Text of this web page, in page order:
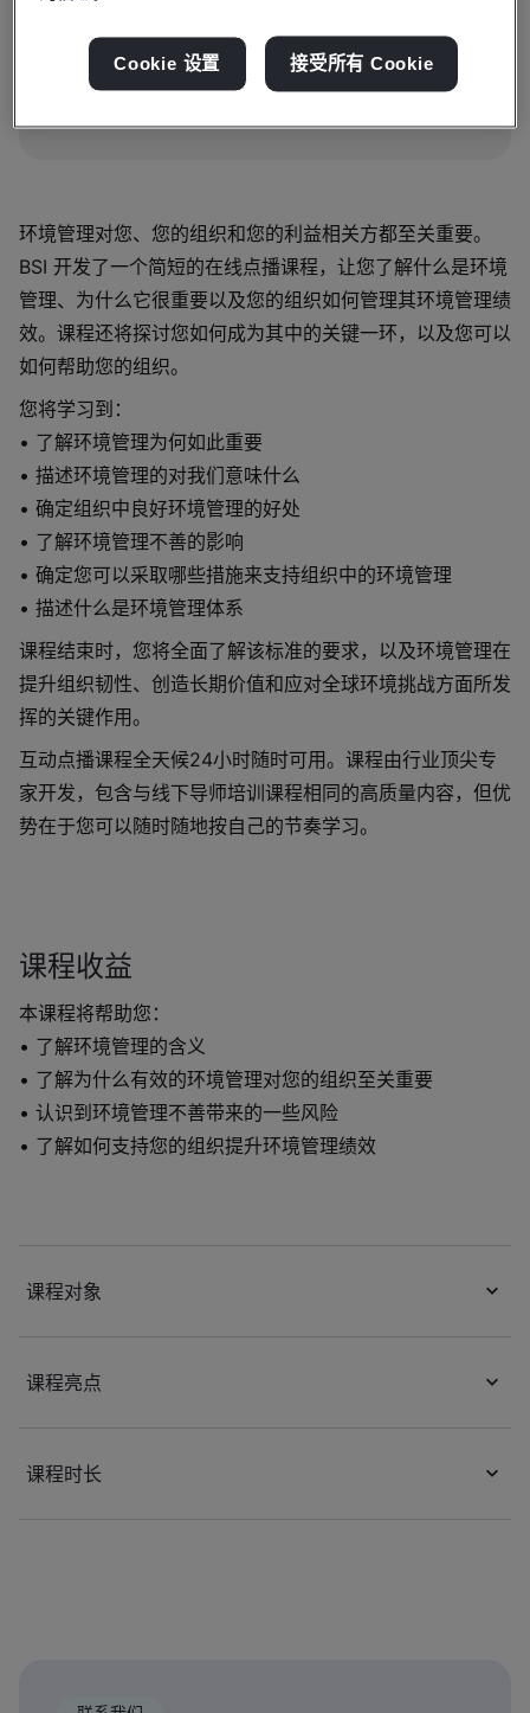
点击报名
环境管理对您、您的组织和您的利益相关方都至关重要。
BSI 开发了一个简短的在线点播课程，让您了解什么是环境
管理、为什么它很重要以及您的组织如何管理其环境管理绩
效。课程还将探讨您如何成为其中的关键一环，以及您可以
如何帮助您的组织。
您将学习到：
• 了解环境管理为何如此重要
• 描述环境管理的对我们意味什么
• 确定组织中良好环境管理的好处
• 了解环境管理不善的影响
• 确定您可以采取哪些措施来支持组织中的环境管理
• 描述什么是环境管理体系
课程结束时，您将全面了解该标准的要求，以及环境管理在
提升组织韧性、创造长期价值和应对全球环境挑战方面所发
挥的关键作用。
互动点播课程全天候24小时随时可用。课程由行业顶尖专
家开发，包含与线下导师培训课程相同的高质量内容，但优
势在于您可以随时随地按自己的节奏学习。
课程收益
本课程将帮助您：
• 了解环境管理的含义
• 了解为什么有效的环境管理对您的组织至关重要
• 认识到环境管理不善带来的一些风险
• 了解如何支持您的组织提升环境管理绩效
课程对象
课程亮点
课程时长
Cookie 设置 接受所有 Cookie